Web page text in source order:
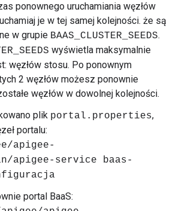
ponownego uruchamiania węzłów
je w tej samej kolejności. że są
w grupie BAAS_CLUSTER_SEEDS.
wyświetla maksymalnie
węzłów stosu. Po ponownym
2 węzłów możesz ponownie
węzłów w dowolnej kolejności.
plik portal.properties,
portalu:
apigee-
apigee-service baas-
portal BaaS: